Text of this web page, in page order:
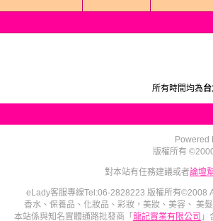
所有時間均為
Powered
版權所有
對本站有任務建議或者論壇
eLady客服專線Tel:06-2828223 版權所有©2008
香水、保養品、化妝品、彩妝，美妝、美容、 美
本站係與知名實體通路批發商「 龍記實業有限公司